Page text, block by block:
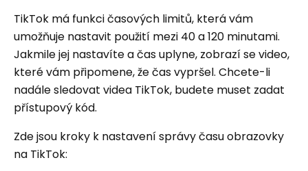
TikTok má funkci časových limitů, která vám
umožňuje nastavit použití mezi 40 a 120 minutami.
Jakmile jej nastavíte a čas uplyne, zobrazí se video,
které vám připomene, že čas vypršel. Chcete-li
nadále sledovat videa TikTok, budete muset zadat
přístupový kód.
Zde jsou kroky k nastavení správy času obrazovky
na TikTok: